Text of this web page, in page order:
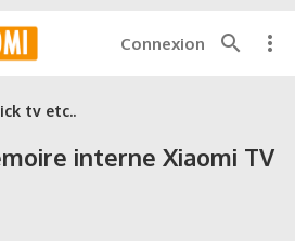
Connexion
tv etc..
interne Xiaomi TV